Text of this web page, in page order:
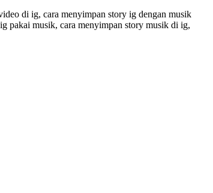
di ig, cara menyimpan story ig dengan musik
pakai musik, cara menyimpan story musik di ig,